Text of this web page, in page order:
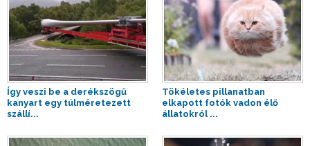
Így veszi be a derékszögű
kanyart egy túlméretezett
szállí...
Tökéletes pillanatban
elkapott fotók vadon élő
állatokról ...